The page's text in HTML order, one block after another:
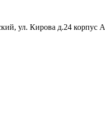
ул. Кирова д.24 корпус А